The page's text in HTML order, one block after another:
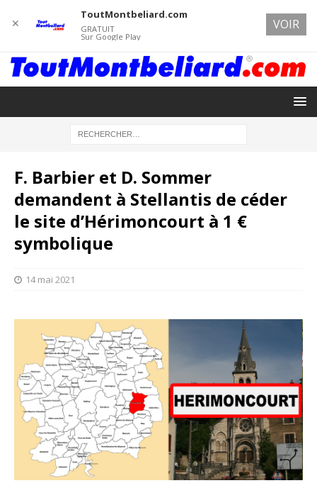
F. Barbier et D. Sommer
demandent à Stellantis de céder
le site d’Hérimoncourt à 1 €
symbolique
14 mai 2021
✕
ToutMontbeliard.com
GRATUIT
Sur Google Play
VOIR